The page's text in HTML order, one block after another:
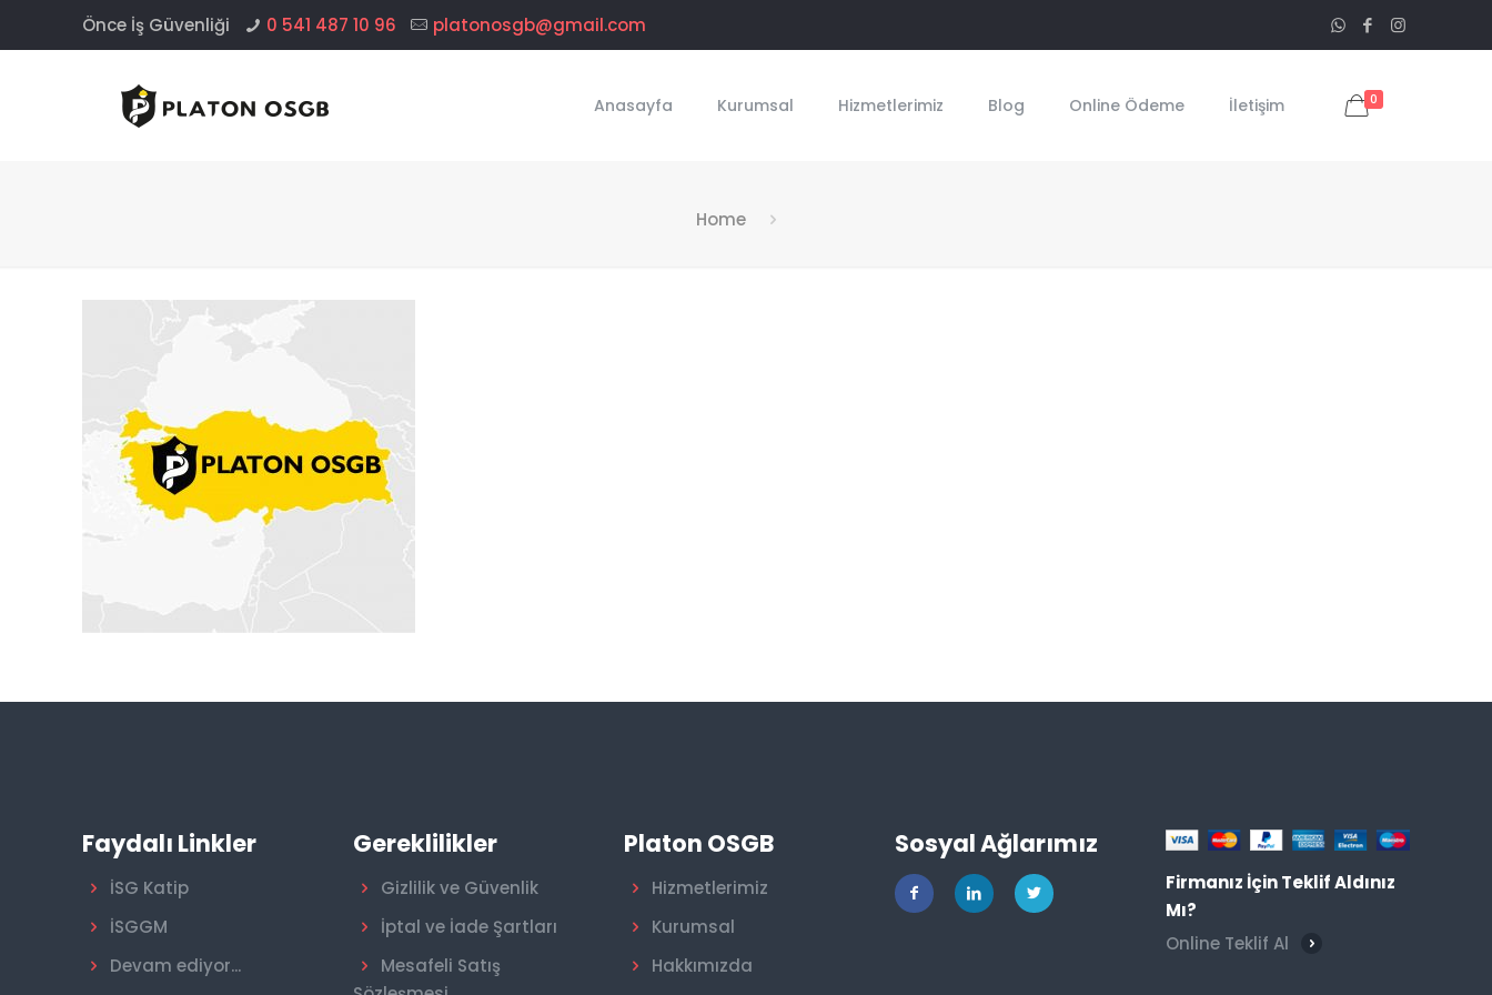
Önce İş Güvenliği 0 541 487 10 96 platonosgb@gmail.com
Anasayfa Kurumsal Hizmetlerimiz Blog Online Ödeme İletişim 0
Home
Faydalı Linkler
İSG Katip
İSGGM
Devam ediyor...
Gereklilikler
Gizlilik ve Güvenlik
İptal ve İade Şartları
Mesafeli Satış
Platon OSGB
Hizmetlerimiz
Kurumsal
Hakkımızda
Sosyal Ağlarımız
Firmanız İçin Teklif Aldınız
Mı?
Online Teklif Al